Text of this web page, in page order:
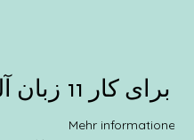
برای کار
Mehr informationen